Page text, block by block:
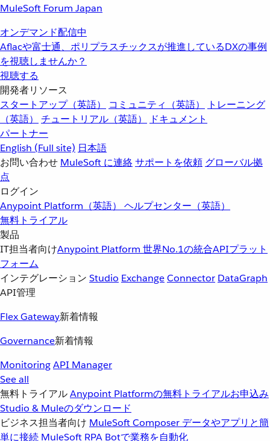
MuleSoft Forum Japan
オンデマンド配信中
Aflacや富士通、ポリプラスチックスが推進しているDXの事例
を視聴しませんか？
視聴する
開発者リソース
スタートアップ（英語）
コミュニティ（英語）
トレーニング
（英語）
チュートリアル（英語）
ドキュメント
パートナー
English (Full site) 日本語
お問い合わせ MuleSoft に連絡サポートを依頼 グローバル拠
点
ログイン
Anypoint Platform（英語） ヘルプセンター（英語）
無料トライアル
製品
IT担当者向けAnypoint Platform 世界No.1の統合APIプラット
フォーム
インテグレーション Studio ExchangeConnector DataGraph
API管理
Flex Gateway新着情報
Governance新着情報
MonitoringAPI Manager
See all
無料トライアルAnypoint Platformの無料トライアルお申込み
Studio & Muleのダウンロード
ビジネス担当者向け MuleSoft Composer データやアプリと簡
単に接続 MuleSoft RPA Botで業務を自動化